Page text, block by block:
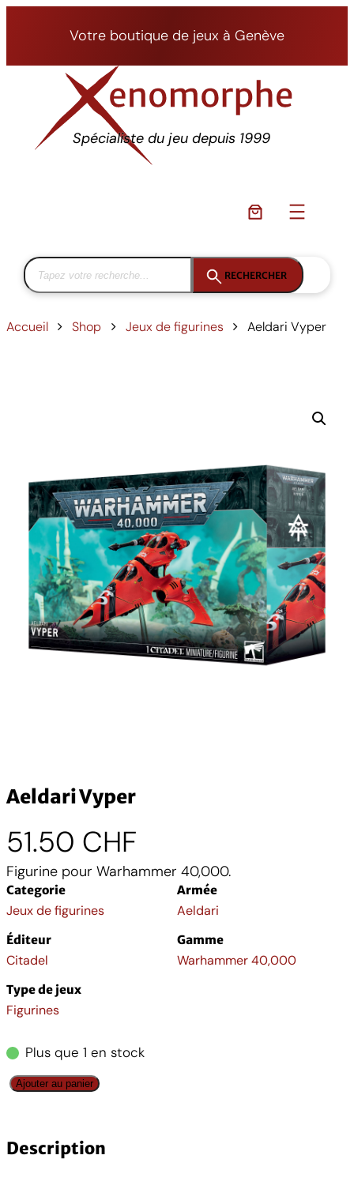
Votre boutique de jeux à Genève
Spécialiste du jeu depuis 1999
RECHERCHER
Accueil Shop Jeux de figurines Aeldari Vyper
Aeldari Vyper
51.50 CHF
Figurine pour Warhammer 40,000.
Categorie
Jeux de figurines
Armée
Aeldari
Éditeur
Citadel
Gamme
Warhammer 40,000
Type de jeux
Figurines
Plus que 1 en stock
q
n
Ajouter au panier
Description